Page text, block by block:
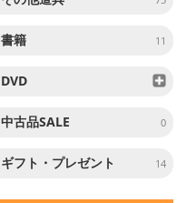
書籍 11
DVD
中古品SALE 0
ギフト・プレゼント 14